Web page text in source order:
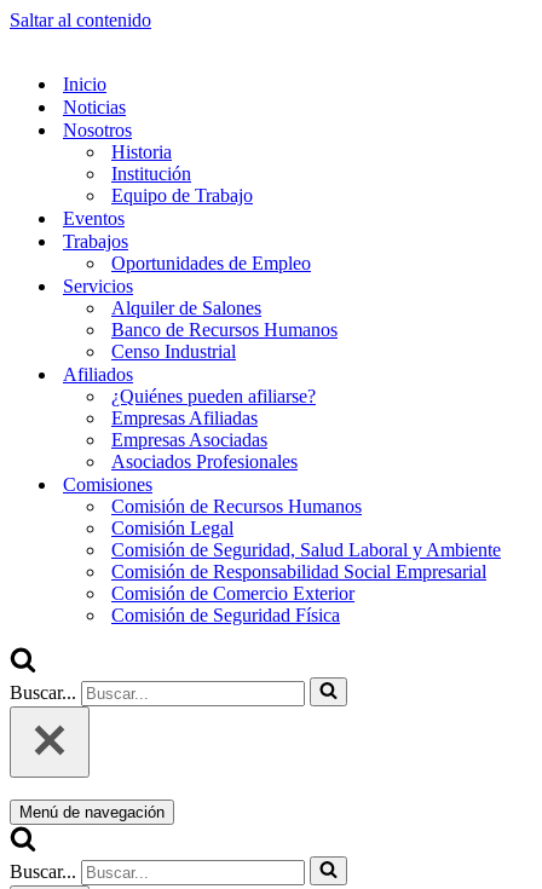
Saltar al contenido
Inicio
Noticias
Nosotros
Historia
Institución
Equipo de Trabajo
Eventos
Trabajos
Oportunidades de Empleo
Servicios
Alquiler de Salones
Banco de Recursos Humanos
Censo Industrial
Afiliados
¿Quiénes pueden afiliarse?
Empresas Afiliadas
Empresas Asociadas
Asociados Profesionales
Comisiones
Comisión de Recursos Humanos
Comisión Legal
Comisión de Seguridad, Salud Laboral y Ambiente
Comisión de Responsabilidad Social Empresarial
Comisión de Comercio Exterior
Comisión de Seguridad Física
Buscar...
Menú de navegación
Buscar...